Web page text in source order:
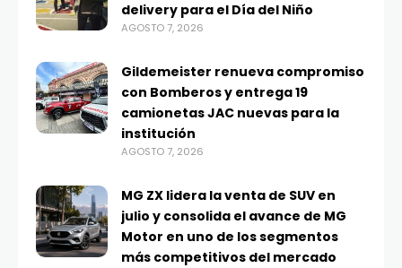
delivery para el Día del Niño
AGOSTO 7, 2026
Gildemeister renueva compromiso
con Bomberos y entrega 19
camionetas JAC nuevas para la
institución
AGOSTO 7, 2026
MG ZX lidera la venta de SUV en
julio y consolida el avance de MG
Motor en uno de los segmentos
más competitivos del mercado